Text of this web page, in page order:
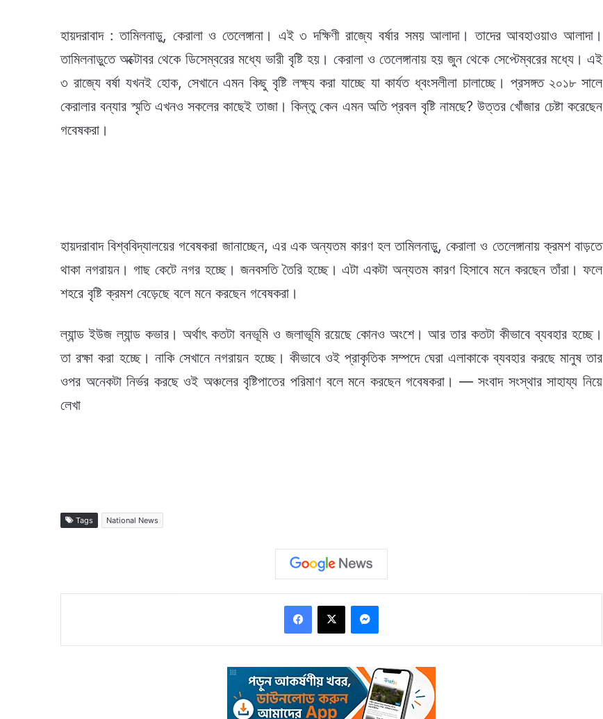
হায়দরাবাদ : তামিলনাড়ু, কেরালা ও তেলেঙ্গানা। এই ৩ দক্ষিণী রাজ্যে বর্ষার সময় আলাদা। তাদের আবহাওয়াও আলাদা।
তামিলনাড়ুতে অক্টোবর থেকে ডিসেম্বরের মধ্যে ভারী বৃষ্টি হয়। কেরালা ও তেলেঙ্গানায় হয় জুন থেকে সেপ্টেম্বরের মধ্যে। এই
৩ রাজ্যে বর্ষা যখনই হোক, সেখানে এমন কিছু বৃষ্টি লক্ষ্য করা যাচ্ছে যা কার্যত ধ্বংসলীলা চালাচ্ছে। প্রসঙ্গত ২০১৮ সালে
কেরালার বন্যার স্মৃতি এখনও সকলের কাছেই তাজা। কিন্তু কেন এমন অতি প্রবল বৃষ্টি নামছে? উত্তর খোঁজার চেষ্টা করেছেন
গবেষকরা।
হায়দরাবাদ বিশ্ববিদ্যালয়ের গবেষকরা জানাচ্ছেন, এর এক অন্যতম কারণ হল তামিলনাড়ু, কেরালা ও তেলেঙ্গানায় ক্রমশ বাড়তে
থাকা নগরায়ন। গাছ কেটে নগর হচ্ছে। জনবসতি তৈরি হচ্ছে। এটা একটা অন্যতম কারণ হিসাবে মনে করছেন তাঁরা। ফলে
শহরে বৃষ্টি ক্রমশ বেড়েছে বলে মনে করছেন গবেষকরা।
ল্যান্ড ইউজ ল্যান্ড কভার। অর্থাৎ কতটা বনভূমি ও জলাভূমি রয়েছে কোনও অংশে। আর তার কতটা কীভাবে ব্যবহার হচ্ছে।
তা রক্ষা করা হচ্ছে। নাকি সেখানে নগরায়ন হচ্ছে। কীভাবে ওই প্রাকৃতিক সম্পদে ঘেরা এলাকাকে ব্যবহার করছে মানুষ তার
ওপর অনেকটা নির্ভর করছে ওই অঞ্চলের বৃষ্টিপাতের পরিমাণ বলে মনে করছেন গবেষকরা। — সংবাদ সংস্থার সাহায্য নিয়ে
লেখা
Tags National News